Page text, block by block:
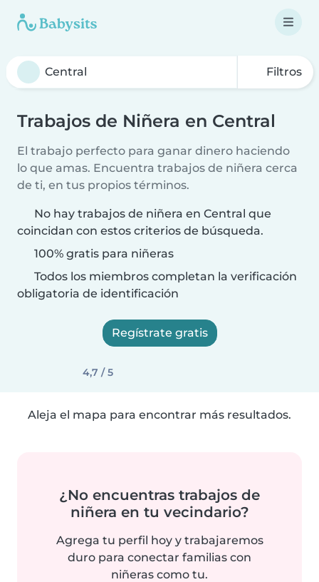
Filtros
Trabajos de Niñera en Central
El trabajo perfecto para ganar dinero haciendo
lo que amas. Encuentra trabajos de niñera cerca
de ti, en tus propios términos.
No hay trabajos de niñera en Central que
coincidan con estos criterios de búsqueda.
100% gratis para niñeras
Todos los miembros completan la verificación
obligatoria de identificación
Regístrate gratis
4,7 / 5
Aleja el mapa para encontrar más resultados.
¿No encuentras trabajos de
niñera en tu vecindario?
Agrega tu perfil hoy y trabajaremos
duro para conectar familias con
niñeras como tu.